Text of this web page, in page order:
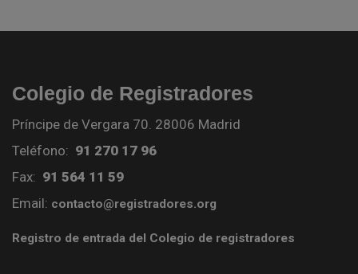
Colegio de Registradores
Príncipe de Vergara 70. 28006 Madrid
Teléfono: 91 270 17 96
Fax: 91 564 11 59
Email: contacto@registradores.org
Registro de entrada del Colegio de registradores